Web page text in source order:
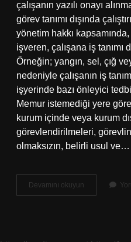
çalışanın yazılı onayı
görev tanımı dışında
yönetim hakkı
işveren, çalışana iş tanımı
Örneğin; yangın, sel, çığ
nedeniyle çalışanın iş
işyerinde bazı önleyici
Memur istemediği yere
kurum içinde veya kurum
görevlendirilmeleri,
olmaksızın, belirli usul ve…
Devamını okuyun Personel
Istemediği